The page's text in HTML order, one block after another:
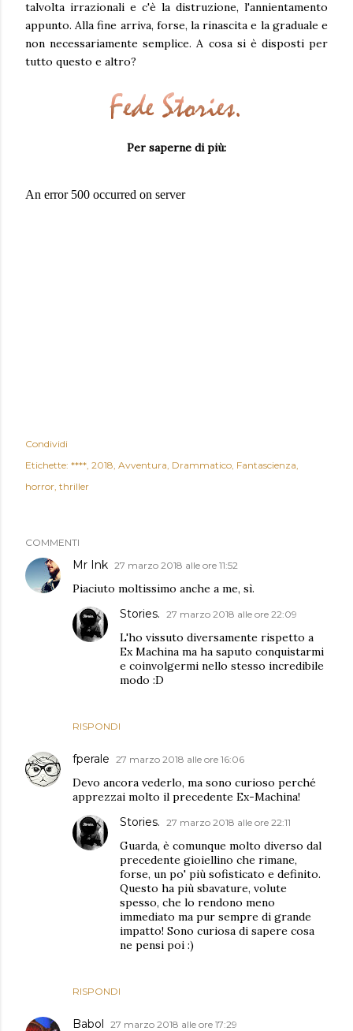
talvolta irrazionali e c'è la distruzione, l'annientamento
appunto. Alla fine arriva, forse, la rinascita e la graduale e
non necessariamente semplice. A cosa si è disposti per
tutto questo e altro?
Per saperne di più:
Condividi
Etichette: **** 2018 Avventura Drammatico Fantascienza
horror thriller
COMMENTI
Mr Ink 27 marzo 2018 alle ore 11:52
Piaciuto moltissimo anche a me, sì.
RISPONDI
Stories. 27 marzo 2018 alle ore 22:09
L'ho vissuto diversamente rispetto a
Ex Machina ma ha saputo conquistarmi
e coinvolgermi nello stesso incredibile
modo :D
fperale 27 marzo 2018 alle ore 16:06
Devo ancora vederlo, ma sono curioso perché
apprezzai molto il precedente Ex-Machina!
RISPONDI
Stories. 27 marzo 2018 alle ore 22:11
Guarda, è comunque molto diverso dal
precedente gioiellino che rimane,
forse, un po' più sofisticato e definito.
Questo ha più sbavature, volute
spesso, che lo rendono meno
immediato ma pur sempre di grande
impatto! Sono curiosa di sapere cosa
ne pensi poi :)
Babol 27 marzo 2018 alle ore 17:29